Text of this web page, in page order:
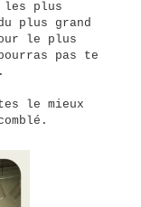
les plus
plus grand
le plus
pas te
le mieux